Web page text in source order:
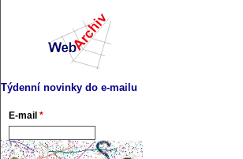
Týdenní novinky do e-mailu
E-mail *